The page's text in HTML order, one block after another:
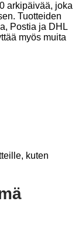
arkipäivää, joka
Tuotteiden
Postia ja DHL
myös muita
kuten